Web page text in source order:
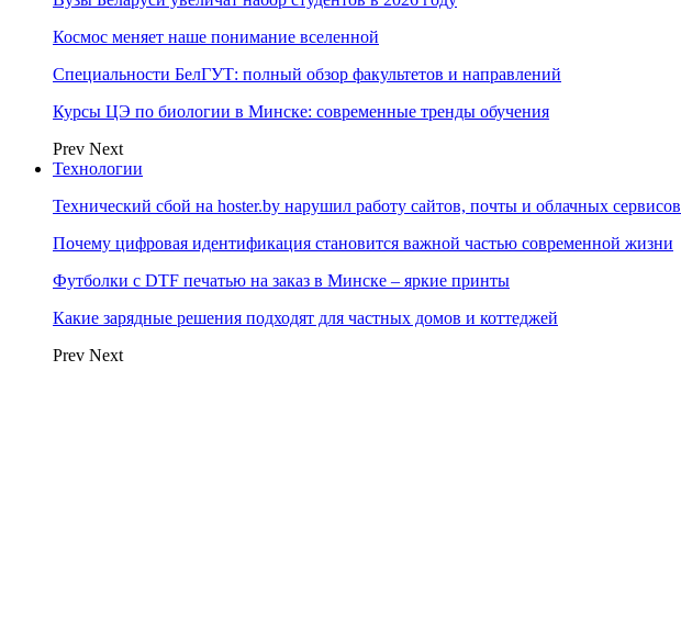
Космос меняет наше понимание вселенной
Специальности БелГУТ: полный обзор факультетов и направлений
Курсы ЦЭ по биологии в Минске: современные тренды обучения
Prev Next
Технологии
Технический сбой на hoster.by нарушил работу сайтов, почты и облачных сервисов
Почему цифровая идентификация становится важной частью современной жизни
Футболки с DTF печатью на заказ в Минске – яркие принты
Какие зарядные решения подходят для частных домов и коттеджей
Prev Next